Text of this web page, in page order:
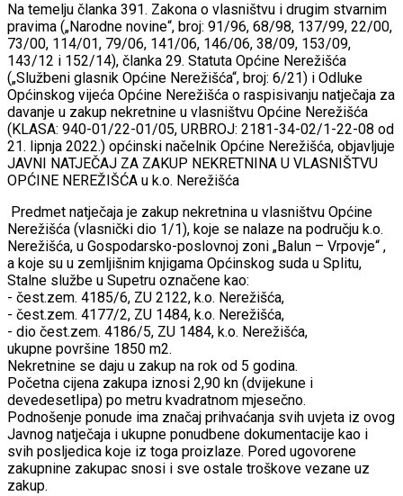
Na temelju članka 391. Zakona o vlasništvu i drugim stvarnim
pravima („Narodne novine“, broj: 91/96, 68/98, 137/99, 22/00,
73/00, 114/01, 79/06, 141/06, 146/06, 38/09, 153/09,
143/12 i 152/14), članka 29. Statuta Općine Nerežišća
(„Službeni glasnik Općine Nerežišća“, broj: 6/21) i Odluke
Općinskog vijeća Općine Nerežišća o raspisivanju natječaja za
davanje u zakup nekretnine u vlasništvu Općine Nerežišća
(KLASA: 940-01/22-01/05, URBROJ: 2181-34-02/1-22-08 od
21. lipnja 2022.) općinski načelnik Općine Nerežišća, objavljuje
JAVNI NATJEČAJ ZA ZAKUP NEKRETNINA U VLASNIŠTVU
OPĆINE NEREŽIŠĆA u k.o. Nerežišća
Predmet natječaja je zakup nekretnina u vlasništvu Općine
Nerežišća (vlasnički dio 1/1), koje se nalaze na području k.o.
Nerežišća, u Gospodarsko-poslovnoj zoni „Balun – Vrpovje“ ,
a koje su u zemljišnim knjigama Općinskog suda u Splitu,
Stalne službe u Supetru označene kao:
- čest.zem. 4185/6, ZU 2122, k.o. Nerežišća,
- čest.zem. 4177/2, ZU 1484, k.o. Nerežišća,
- dio čest.zem. 4186/5, ZU 1484, k.o. Nerežišća,
ukupne površine 1850 m2.
Nekretnine se daju u zakup na rok od 5 godina.
Početna cijena zakupa iznosi 2,90 kn (dvijekune i
devedesetlipa) po metru kvadratnom mjesečno.
Podnošenje ponude ima značaj prihvaćanja svih uvjeta iz ovog
Javnog natječaja i ukupne ponudbene dokumentacije kao i
svih posljedica koje iz toga proizlaze. Pored ugovorene
zakupnine zakupac snosi i sve ostale troškove vezane uz
zakup.